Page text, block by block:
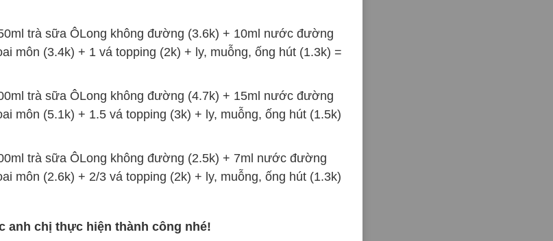
trà sữa ÔLong không đường (3.6k) + 10ml nước đường
môn (3.4k) + 1 vá topping (2k) + ly, muỗng, ống hút (1.3k) =
trà sữa ÔLong không đường (4.7k) + 15ml nước đường
môn (5.1k) + 1.5 vá topping (3k) + ly, muỗng, ống hút (1.5k)
trà sữa ÔLong không đường (2.5k) + 7ml nước đường
môn (2.6k) + 2/3 vá topping (2k) + ly, muỗng, ống hút (1.3k)
anh chị thực hiện thành công nhé!